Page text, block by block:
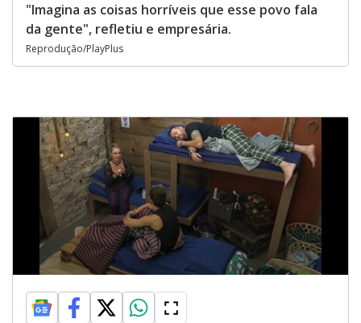
"Imagina as coisas horríveis que esse povo fala
da gente", refletiu e empresária.
Reprodução/PlayPlus